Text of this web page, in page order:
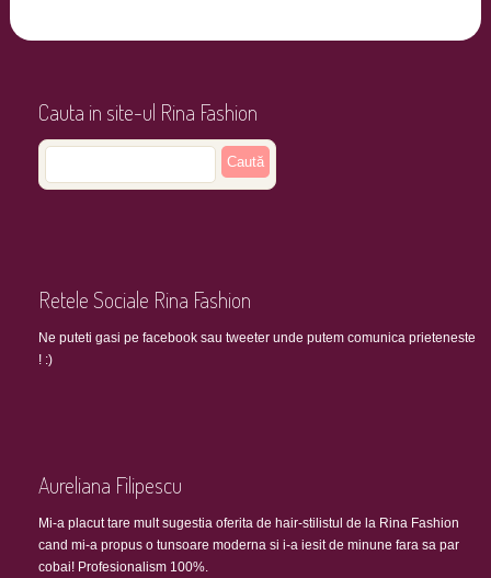
Cauta in site-ul Rina Fashion
Retele Sociale Rina Fashion
Ne puteti gasi pe facebook sau tweeter unde putem comunica prieteneste
! :)
Aureliana Filipescu
Mi-a placut tare mult sugestia oferita de hair-stilistul de la Rina Fashion
cand mi-a propus o tunsoare moderna si i-a iesit de minune fara sa par
cobai! Profesionalism 100%.